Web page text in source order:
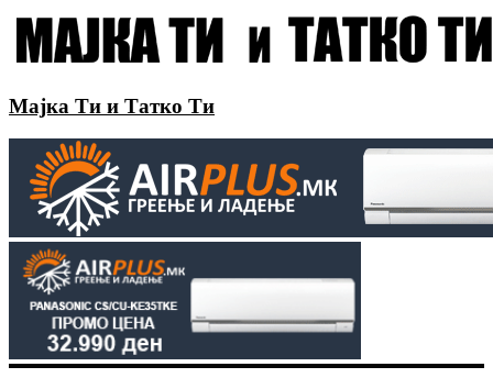
Мајка Ти и Татко Ти